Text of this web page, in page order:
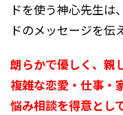
ドを使う神心先生は
ドのメッセージを伝
朗らかで優しく、親
複雑な恋愛・仕事・
悩み相談を得意とし